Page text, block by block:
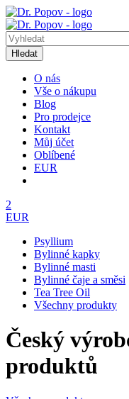
Hledat
O nás
Vše o nákupu
Blog
Pro prodejce
Kontakt
Můj účet
Oblíbené
EUR
2
EUR
Psyllium
Bylinné kapky
Bylinné masti
Bylinné čaje a směsi
Tea Tree Oil
Všechny produkty
Český
produktů